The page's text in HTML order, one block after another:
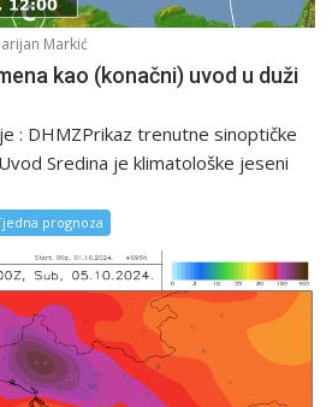
Markić
kao (konačni) uvod u duži
: DHMZPrikaz trenutne sinoptičke
Sredina je klimatološke jeseni
prognoza